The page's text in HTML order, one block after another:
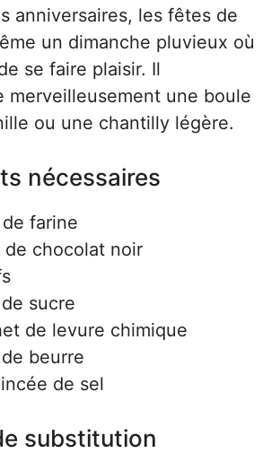
anniversaires, les fêtes de
un dimanche pluvieux où
se faire plaisir. Il
merveilleusement une boule
ou une chantilly légère.
nécessaires
farine
de chocolat noir
sucre
de levure chimique
beurre
de sel
substitution